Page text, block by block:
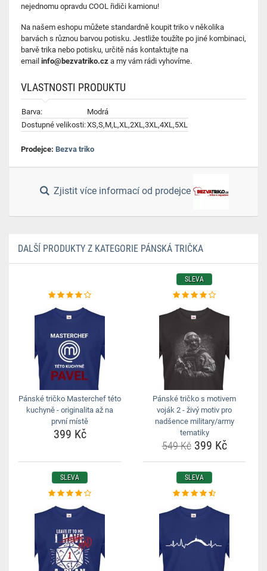
nejednomu opravdu COOL řidiči kamionu!
Na našem eshopu můžete standardně koupit triko v několika
barvách s různou barvou potisku. Jestliže toužíte po jiné kombinaci,
barvě trika nebo potisku, určitě nás kontaktujte na
email info@bezvatriko.cz a my vám rádi vyhovíme.
VLASTNOSTI PRODUKTU
Barva:
Modrá
Dostupné velikosti:XS,S,M,L,XL,2XL,3XL,4XL,5XL
Prodejce: Bezva triko
Zjistit více informací od prodejce
DALŠÍ PRODUKTY Z KATEGORIE PÁNSKÁ TRIČKA
Pánské tričko Masterchef této
kuchyně - originalita až na
první místě
399 Kč
SLEVA
Pánské tričko s motivem
voják 2 - živý motiv pro
nadšence military/army
tematiky
549 Kč399 Kč
SLEVA SLEVA